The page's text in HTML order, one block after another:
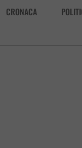
CRONACA